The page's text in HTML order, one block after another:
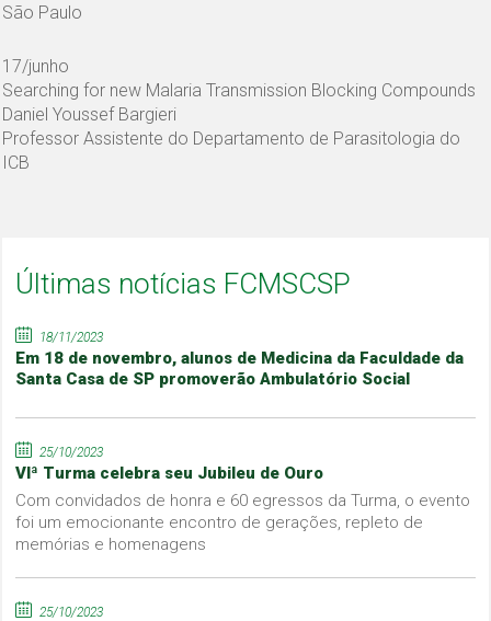
São Paulo
17/junho
Searching for new Malaria Transmission Blocking Compounds
Daniel Youssef Bargieri
Professor Assistente do Departamento de Parasitologia do
ICB
Últimas notícias FCMSCSP
18/11/2023
Em 18 de novembro, alunos de Medicina da Faculdade da
Santa Casa de SP promoverão Ambulatório Social
25/10/2023
VIª Turma celebra seu Jubileu de Ouro
Com convidados de honra e 60 egressos da Turma, o evento
foi um emocionante encontro de gerações, repleto de
memórias e homenagens
25/10/2023